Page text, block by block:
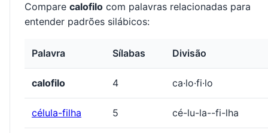
Compare calofilo com palavras relacionadas para
entender padrões silábicos:
Palavra Sílabas Divisão
calofilo 4 ca·lo·fi·lo
célula-filha 5 cé-lu-la--fi-lha